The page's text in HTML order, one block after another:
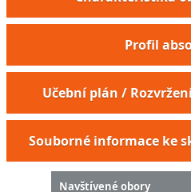
Profil
Učební plán /
Souborné informace ke
Navštívené obory